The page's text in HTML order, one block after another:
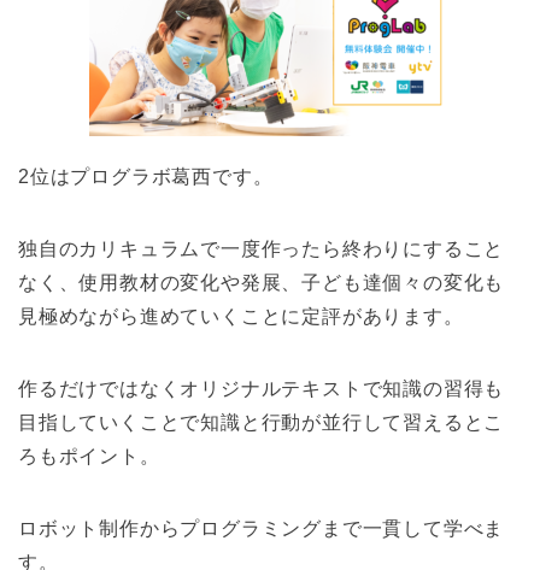
2位はプログラボ葛西です。
独自のカリキュラムで一度作ったら終わりにすること
なく、使用教材の変化や発展、子ども達個々の変化も
見極めながら進めていくことに定評があります。
作るだけではなくオリジナルテキストで知識の習得も
目指していくことで知識と行動が並行して習えるとこ
ろもポイント。
ロボット制作からプログラミングまで一貫して学べま
す。